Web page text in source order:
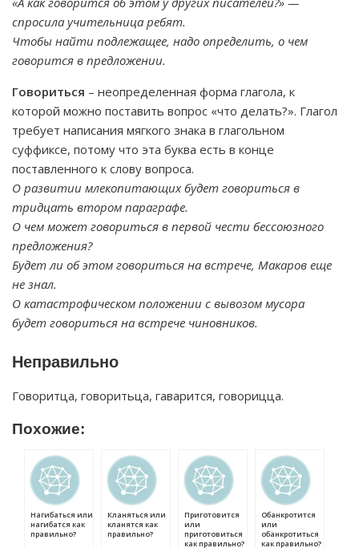
спросила учительница ребят.
Чтобы найти подлежащее, надо определить, о чем
говорится в предложении.
Говориться – неопределенная форма глагола, к
которой можно поставить вопрос «что делать?». Глагол
требует написания мягкого знака в глагольном
суффиксе, потому что эта буква есть в конце
поставленного к слову вопроса.
О развитии млекопитающих будет говориться в
тридцать втором параграфе.
О чем может говориться в первой чести бессоюзного
предложения?
Будет ли об этом говориться на встрече, Макаров еще
не знал.
О катастрофическом положении с вывозом мусора
будет говориться на встрече чиновников.
Неправильно
Говоритца, говоритьца, гаварится, говорицца.
Похожие:
Нагибаться или
нагибатся как
правильно?
Кланяться или
кланятся как
правильно?
Приготовится
или
приготовиться
как правильно?
Обанкротится
или
обанкротиться
как правильно?